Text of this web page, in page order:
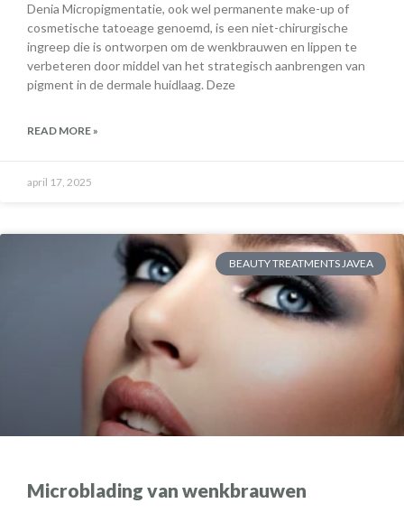
Denia Micropigmentatie, ook wel permanente make-up of
cosmetische tatoeage genoemd, is een niet-chirurgische
ingreep die is ontworpen om de wenkbrauwen en lippen te
verbeteren door middel van het strategisch aanbrengen van
pigment in de dermale huidlaag. Deze
READ MORE »
april 17, 2025
BEAUTY TREATMENTS JAVEA
Microblading van wenkbrauwen